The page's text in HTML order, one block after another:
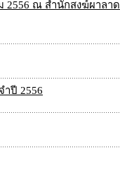
2556 ณ สำนักสงฆ์ผาลาด
ปี 2556